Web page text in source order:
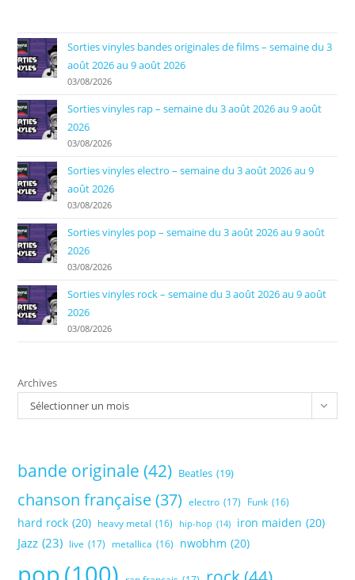
Sorties vinyles bandes originales de films – semaine du 3
août 2026 au 9 août 2026
03/08/2026
Sorties vinyles rap – semaine du 3 août 2026 au 9 août
2026
03/08/2026
Sorties vinyles electro – semaine du 3 août 2026 au 9
août 2026
03/08/2026
Sorties vinyles pop – semaine du 3 août 2026 au 9 août
2026
03/08/2026
Sorties vinyles rock – semaine du 3 août 2026 au 9 août
2026
03/08/2026
Archives
Sélectionner un mois
bande originale (42) Beatles (19)
chanson française (37) electro (17) Funk (16)
hard rock (20) heavy metal (16) hip-hop (14) iron maiden (20)
Jazz (23) live (17) metallica (16) nwobhm (20)